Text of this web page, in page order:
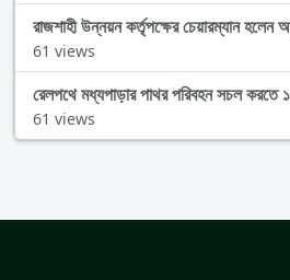
রাজশাহী উন্নয়ন কর্তৃপক্ষের চেয়ারম্যান
61 views
রেলপথে মধ্যপাড়ার পাথর পরিবহন সচল করতে
61 views